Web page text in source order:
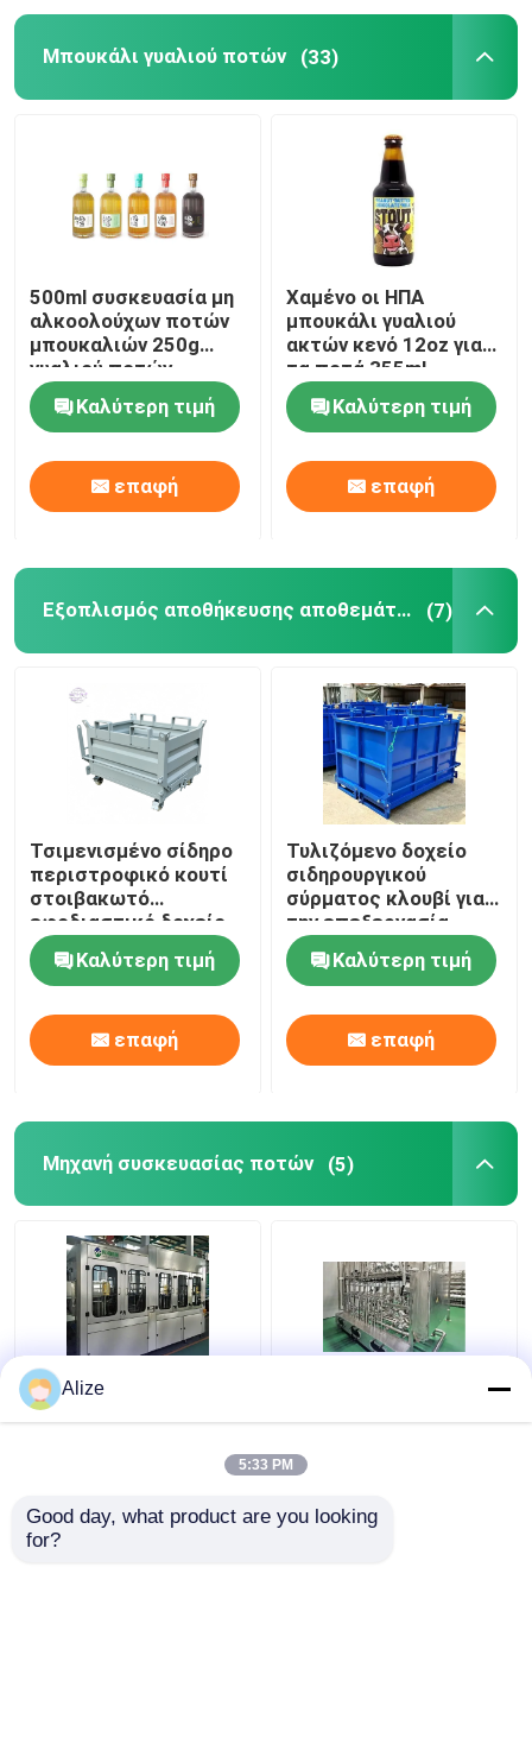
Μπουκάλι γυαλιού ποτών (33)
500ml συσκευασία μη
αλκοολούχων ποτών
μπουκαλιών 250g
γυαλιού ποτών
κρασιού
Καλύτερη τιμή
επαφή
Χαμένο οι ΗΠΑ
μπουκάλι γυαλιού
ακτών κενό 12oz για
τα ποτά 355ml
Καλύτερη τιμή
επαφή
Εξοπλισμός αποθήκευσης αποθεμάτων (7)
Τσιμενισμένο σίδηρο
περιστροφικό κουτί
στοιβακωτό
εφοδιαστικό δοχείο
με κάλυμμα
Καλύτερη τιμή
επαφή
Τυλιζόμενο δοχείο
σιδηρουργικού
σύρματος κλουβί για
την επεξεργασία
υλικών
Καλύτερη τιμή
επαφή
Μηχανή συσκευασίας ποτών (5)
BGF32-8
Αυτοματοποιημένη
Καλύτερη τιμή
(ασηπτική) γραμμή
πλήρωσης 12000-
48000BPH
Καλύτερη τιμή
Alize
5:33 PM
Good day, what product are you looking
for?